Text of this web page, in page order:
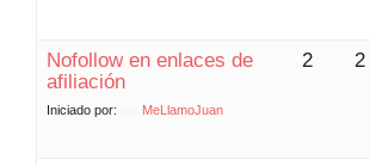
Nofollow en enlaces de
afiliación
Iniciado por: MeLlamoJuan
2 2